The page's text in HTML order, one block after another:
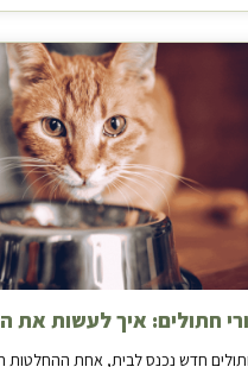
חתולים: איך לעשות את
חדש נכנס לבית, אחת ההחלטות